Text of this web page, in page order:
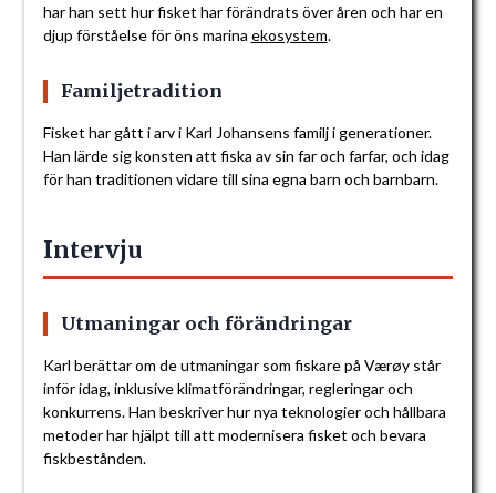
har han sett hur fisket har förändrats över åren och har en
djup förståelse för öns marina ekosystem.
Familjetradition
Fisket har gått i arv i Karl Johansens familj i generationer.
Han lärde sig konsten att fiska av sin far och farfar, och idag
för han traditionen vidare till sina egna barn och barnbarn.
Intervju
Utmaningar och förändringar
Karl berättar om de utmaningar som fiskare på Værøy står
inför idag, inklusive klimatförändringar, regleringar och
konkurrens. Han beskriver hur nya teknologier och hållbara
metoder har hjälpt till att modernisera fisket och bevara
fiskbestånden.